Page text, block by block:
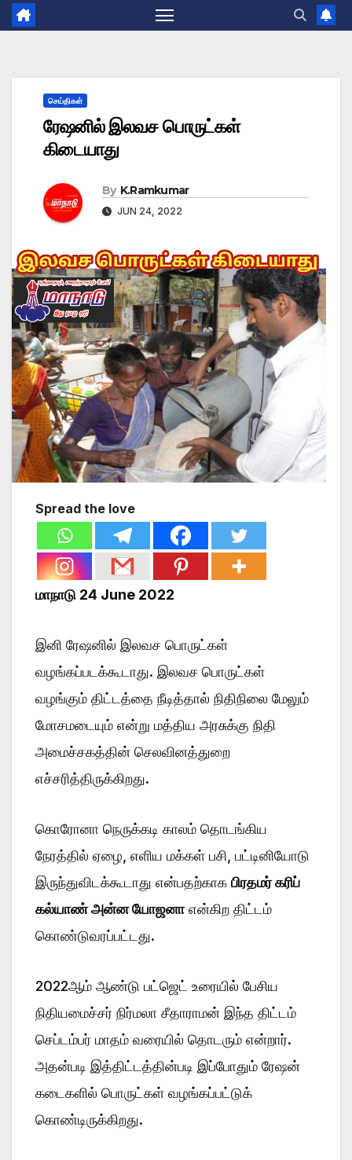
செய்திகள்
ரேஷனில் இலவச பொருட்கள்
கிடையாது
By K.Ramkumar
JUN 24, 2022
Spread the love
மாநாடு 24 June 2022
இனி ரேஷனில் இலவச பொருட்கள்
வழங்கப்படக்கூடாது. இலவச பொருட்கள்
வழங்கும் திட்டத்தை நீடித்தால் நிதிநிலை மேலும்
மோசமடையும் என்று மத்திய அரசுக்கு நிதி
அமைச்சகத்தின் செலவினத்துறை
எச்சரித்திருக்கிறது.
கொரோனா நெருக்கடி காலம் தொடங்கிய
நேரத்தில் ஏழை, எளிய மக்கள் பசி, பட்டினியோடு
இருந்துவிடக்கூடாது என்பதற்காக பிரதமர் கரிப்
கல்யாண் அன்ன யோஜனாஎன்கிற திட்டம்
கொண்டுவரப்பட்டது.
2022ஆம் ஆண்டு பட்ஜெட் உரையில் பேசிய
நிதியமைச்சர் நிர்மலா சீதாராமன் இந்த திட்டம்
செப்டம்பர் மாதம் வரையில் தொடரும் என்றார்.
அதன்படி இத்திட்டத்தின்படி இப்போதும் ரேஷன்
கடைகளில் பொருட்கள் வழங்கப்பட்டுக்
கொண்டிருக்கிறது.